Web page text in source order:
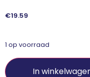
€19.59
1 op voorraad
In